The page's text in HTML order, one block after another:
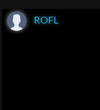
ROFL